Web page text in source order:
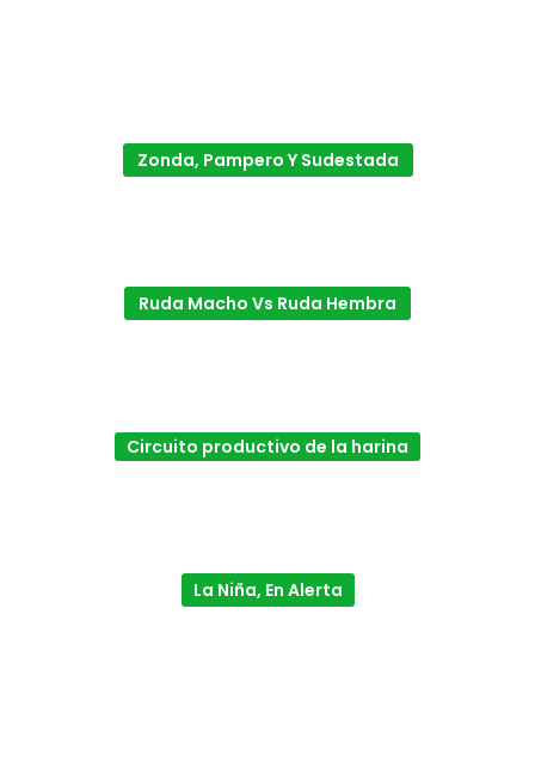
Zonda, Pampero Y Sudestada
Ruda Macho Vs Ruda Hembra
Circuito productivo de la harina
La Niña, En Alerta